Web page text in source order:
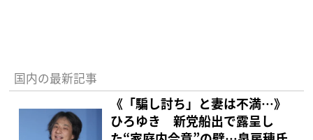
国内の最新記事
《「騙し討ち」と妻は不満…》
ひろゆき 新党船出で露呈し